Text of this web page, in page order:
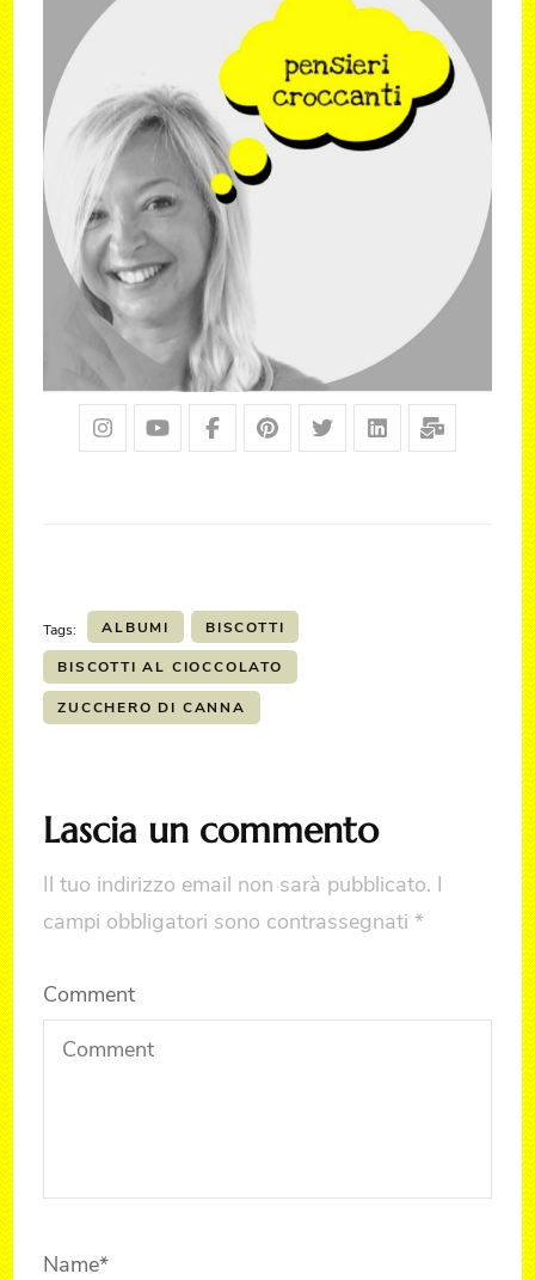
Tags: ALBUMI BISCOTTI
BISCOTTI AL CIOCCOLATO
ZUCCHERO DI CANNA
Lascia un commento
Il tuo indirizzo email non sarà pubblicato. I
campi obbligatori sono contrassegnati*
Comment
Name*